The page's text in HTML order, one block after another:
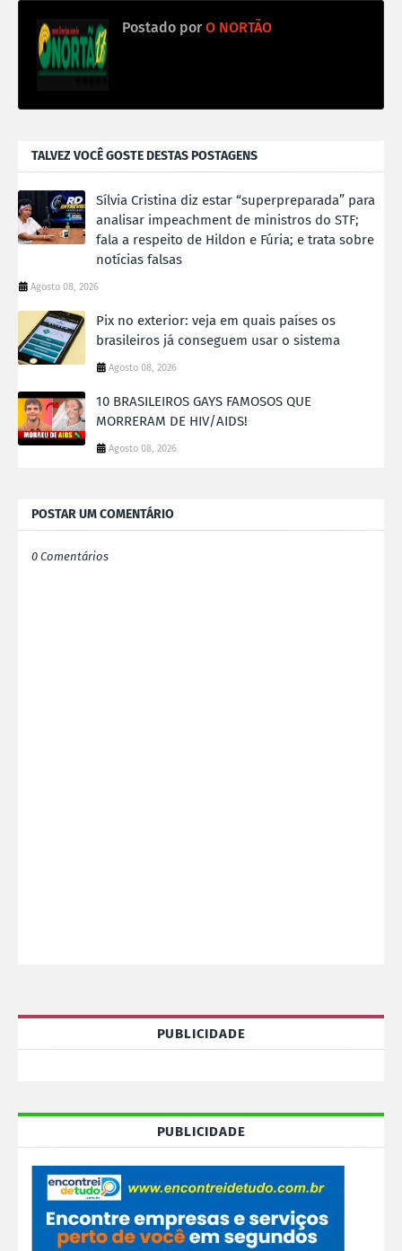
Postado por O NORTÃO
TALVEZ VOCÊ GOSTE DESTAS POSTAGENS
Sílvia Cristina diz estar “superpreparada” para
analisar impeachment de ministros do STF;
fala a respeito de Hildon e Fúria; e trata sobre
notícias falsas
Agosto 08, 2026
Pix no exterior: veja em quais países os
brasileiros já conseguem usar o sistema
Agosto 08, 2026
10 BRASILEIROS GAYS FAMOSOS QUE
MORRERAM DE HIV/AIDS!
Agosto 08, 2026
POSTAR UM COMENTÁRIO
0 Comentários
PUBLICIDADE
PUBLICIDADE